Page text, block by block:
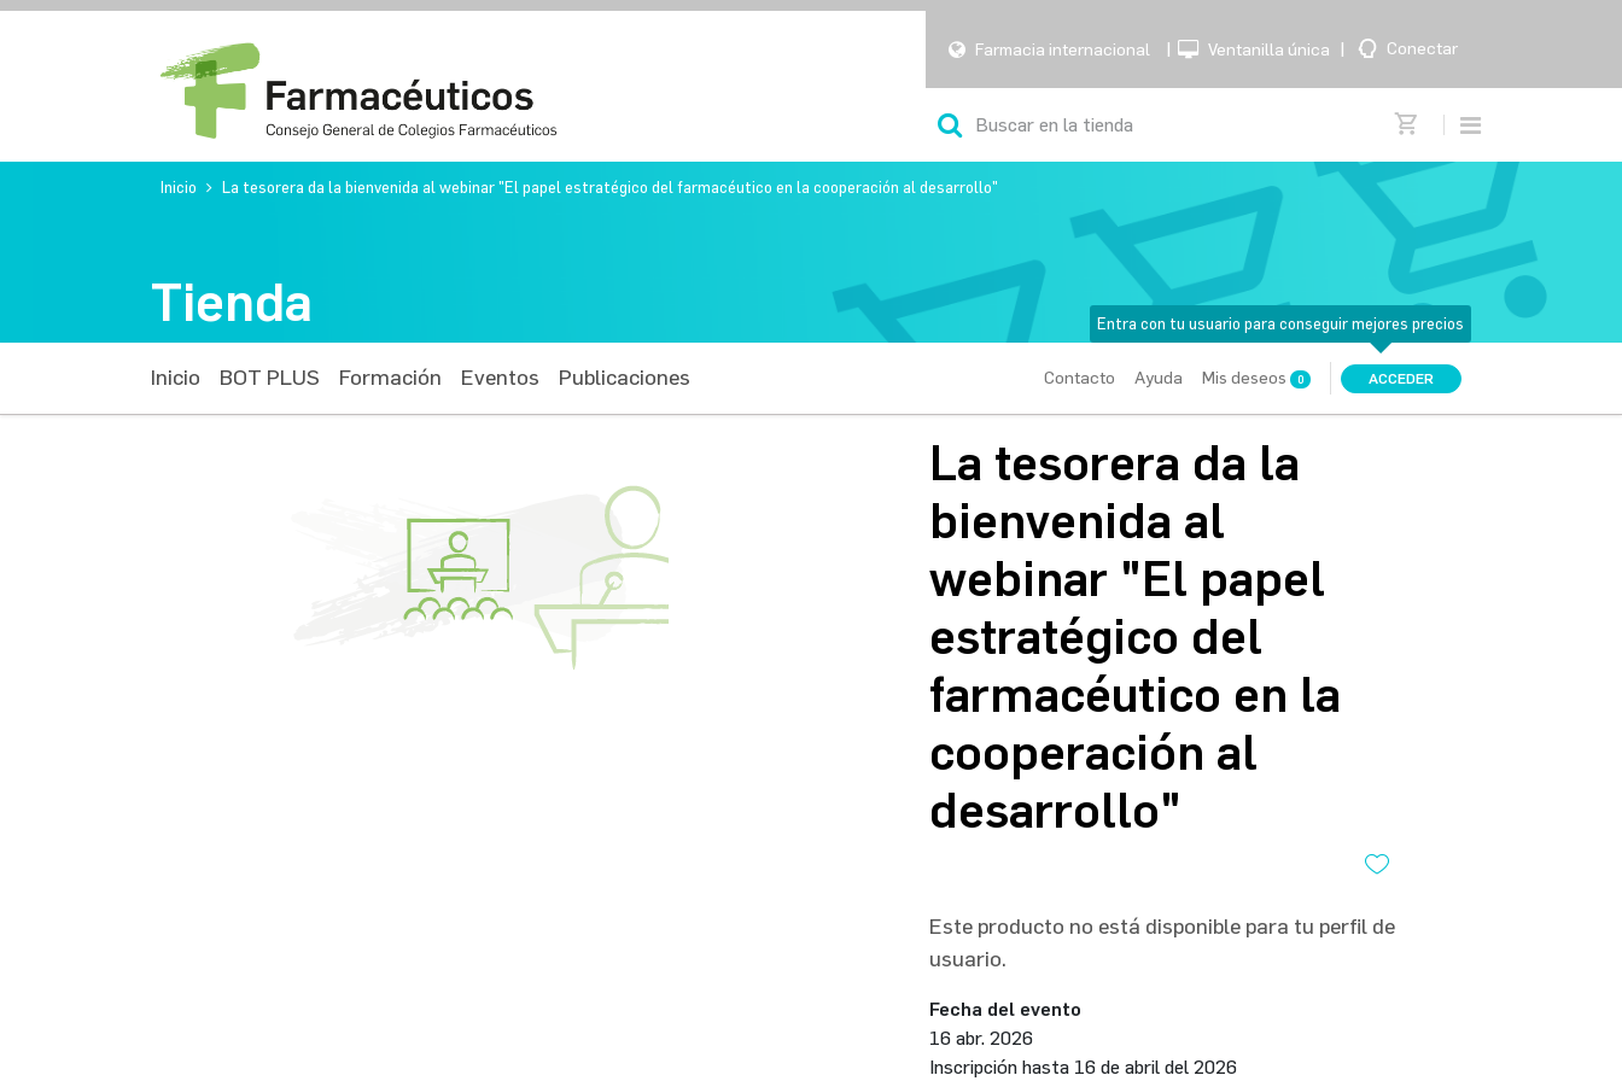
Farmacia internacional | Ventanilla única | Conectar
Inicio La tesorera da la bienvenida al webinar "El papel estratégico del farmacéutico en la cooperación al desarrollo"
Tienda Entra con tu usuario para conseguir mejores precios
Inicio BOT PLUS Formación Eventos Publicaciones Contacto Ayuda Mis deseos 0 ACCEDER
La tesorera da la
bienvenida al
webinar "El papel
estratégico del
farmacéutico en la
cooperación al
desarrollo"
Este producto no está disponible para tu perfil de
usuario.
Fecha del evento
16 abr. 2026
Inscripción hasta 16 de abril del 2026